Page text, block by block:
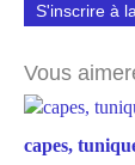
S'inscrire à
Vous
capes,